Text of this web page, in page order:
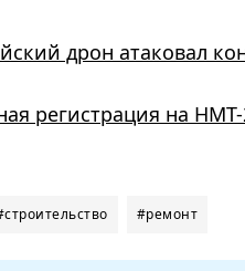
дрон атаковал
регистрация на
#ремонт